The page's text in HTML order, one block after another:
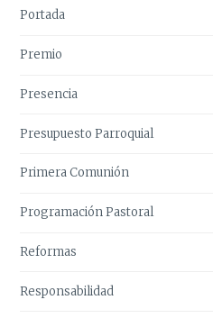
Portada
Premio
Presencia
Presupuesto Parroquial
Primera Comunión
Programación Pastoral
Reformas
Responsabilidad